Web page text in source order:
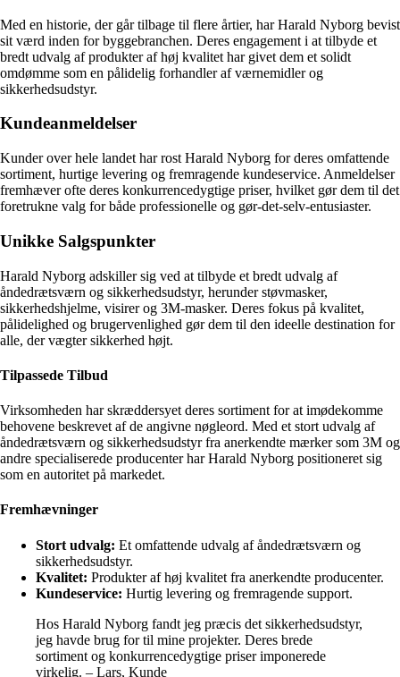
Med en historie, der går tilbage til flere årtier, har Harald Nyborg bevist
sit værd inden for byggebranchen. Deres engagement i at tilbyde et
bredt udvalg af produkter af høj kvalitet har givet dem et solidt
omdømme som en pålidelig forhandler af værnemidler og
sikkerhedsudstyr.
Kundeanmeldelser
Kunder over hele landet har rost Harald Nyborg for deres omfattende
sortiment, hurtige levering og fremragende kundeservice. Anmeldelser
fremhæver ofte deres konkurrencedygtige priser, hvilket gør dem til det
foretrukne valg for både professionelle og gør-det-selv-entusiaster.
Unikke Salgspunkter
Harald Nyborg adskiller sig ved at tilbyde et bredt udvalg af
åndedrætsværn og sikkerhedsudstyr, herunder støvmasker,
sikkerhedshjelme, visirer og 3M-masker. Deres fokus på kvalitet,
pålidelighed og brugervenlighed gør dem til den ideelle destination for
alle, der vægter sikkerhed højt.
Tilpassede Tilbud
Virksomheden har skræddersyet deres sortiment for at imødekomme
behovene beskrevet af de angivne nøgleord. Med et stort udvalg af
åndedrætsværn og sikkerhedsudstyr fra anerkendte mærker som 3M og
andre specialiserede producenter har Harald Nyborg positioneret sig
som en autoritet på markedet.
Fremhævninger
Stort udvalg: Et omfattende udvalg af åndedrætsværn og
sikkerhedsudstyr.
Kvalitet: Produkter af høj kvalitet fra anerkendte producenter.
Kundeservice: Hurtig levering og fremragende support.
Hos Harald Nyborg fandt jeg præcis det sikkerhedsudstyr,
jeg havde brug for til mine projekter. Deres brede
sortiment og konkurrencedygtige priser imponerede
virkelig. – Lars, Kunde